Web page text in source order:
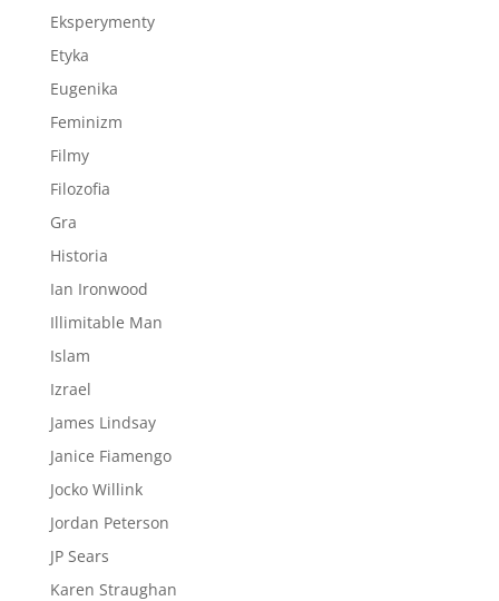
Eksperymenty
Etyka
Eugenika
Feminizm
Filmy
Filozofia
Gra
Historia
Ian Ironwood
Illimitable Man
Islam
Izrael
James Lindsay
Janice Fiamengo
Jocko Willink
Jordan Peterson
JP Sears
Karen Straughan